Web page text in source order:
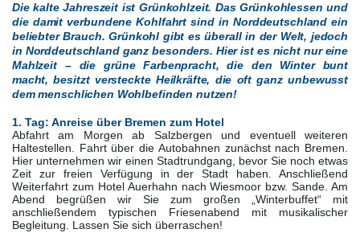
Die kalte Jahreszeit ist Grünkohlzeit. Das Grünkohlessen und
die damit verbundene Kohlfahrt sind in Norddeutschland ein
beliebter Brauch. Grünkohl gibt es überall in der Welt, jedoch
in Norddeutschland ganz besonders. Hier ist es nicht nur eine
Mahlzeit – die grüne Farbenpracht, die den Winter bunt
macht, besitzt versteckte Heilkräfte, die oft ganz unbewusst
dem menschlichen Wohlbefinden nutzen!
1. Tag: Anreise über Bremen zum Hotel
Abfahrt am Morgen ab Salzbergen und eventuell weiteren
Haltestellen. Fahrt über die Autobahnen zunächst nach Bremen.
Hier unternehmen wir einen Stadtrundgang, bevor Sie noch etwas
Zeit zur freien Verfügung in der Stadt haben. Anschließend
Weiterfahrt zum Hotel Auerhahn nach Wiesmoor bzw. Sande. Am
Abend begrüßen wir Sie zum großen „Winterbuffet“ mit
anschließendem typischen Friesenabend mit musikalischer
Begleitung. Lassen Sie sich überraschen!